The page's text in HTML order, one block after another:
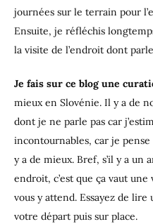
journées sur le terrain pour
Ensuite, je réfléchis
la visite de l’endroit dont
Je fais sur ce blog une
mieux en Slovénie. Il y a de
dont je ne parle pas car
incontournables, car je pense
y a de mieux. Bref, s’il y a un
endroit, c’est que ça vaut
vous y attend. Essayez de lire
votre départ puis sur place.